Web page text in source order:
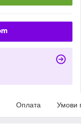
Оплата Умови